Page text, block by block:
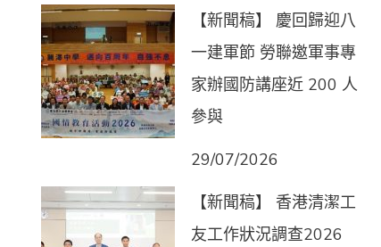
【新聞稿】 慶回歸迎八
一建軍節 勞聯邀軍事專
家辦國防講座近 200 人
參與
29/07/2026
【新聞稿】 香港清潔工
友工作狀況調查2026